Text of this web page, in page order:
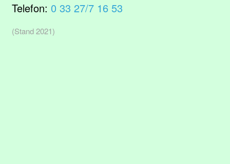
Telefon: 0 33 27/7 16 53
(Stand 2021)